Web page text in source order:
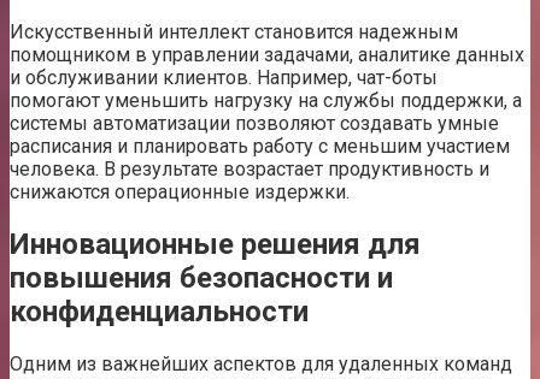
Искусственный интеллект становится надежным
помощником в управлении задачами, аналитике данных
и обслуживании клиентов. Например, чат-боты
помогают уменьшить нагрузку на службы поддержки, а
системы автоматизации позволяют создавать умные
расписания и планировать работу с меньшим участием
человека. В результате возрастает продуктивность и
снижаются операционные издержки.
Инновационные решения для
повышения безопасности и
конфиденциальности
Одним из важнейших аспектов для удаленных команд